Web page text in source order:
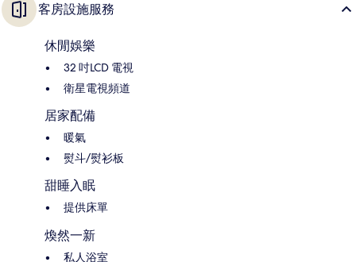
客房設施服務
休閒娛樂
32 吋LCD 電視
衛星電視頻道
居家配備
暖氣
熨斗/熨衫板
甜睡入眠
提供床單
煥然一新
私人浴室